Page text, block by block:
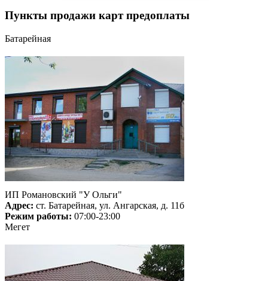
Пункты продажи карт предоплаты
Батарейная
ИП Романовский "У Ольги"
Адрес: ст. Батарейная, ул. Ангарская, д. 11б
Режим работы: 07:00-23:00
Мегет